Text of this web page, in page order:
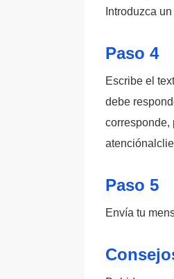
Introduzca
Paso 4
Escribe el
debe
corresponde,
Paso 5
Envía tu